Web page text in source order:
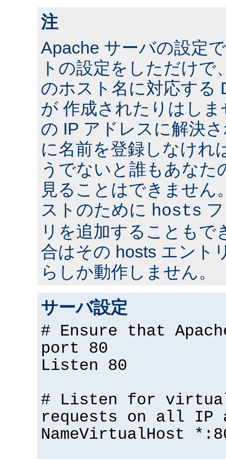
注
Apache サーバの設定
トの設定をしただけで
のホスト名に対応する
が 作成されたりはし
の IP アドレスに解決
に名前を登録しなけれ
うでないと誰もあなた
見ることはできません
ストのために hosts
リを追加することもで
合はその hosts エント
らしか動作しません。
サーバ設定
# Ensure that
port 80
Listen 80
# Listen for
requests on all IP
NameVirtualHost